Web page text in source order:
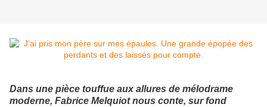
Dans une pièce touffue aux allures de mélodrame
moderne, Fabrice Melquiot nous conte, sur fond